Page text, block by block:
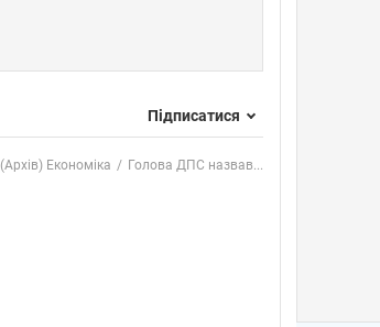
Підписатися
(Архів) Економіка Голова ДПС назвав...